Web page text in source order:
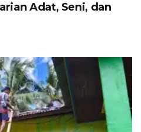
Adat, Seni, dan